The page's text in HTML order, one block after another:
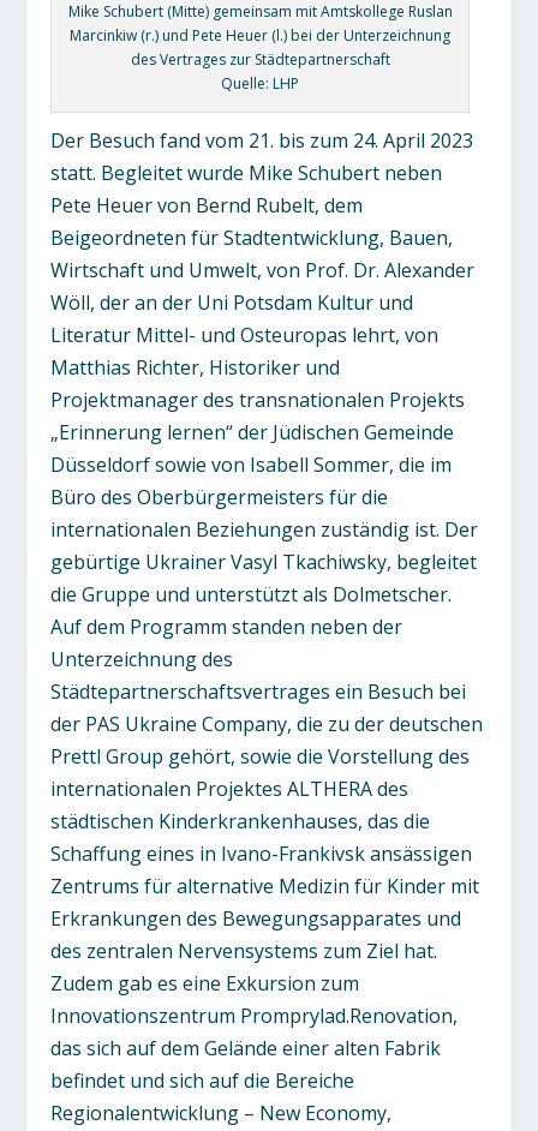
Mike Schubert (Mitte) gemeinsam mit Amtskollege Ruslan
Marcinkiw (r.) und Pete Heuer (l.) bei der Unterzeichnung
des Vertrages zur Städtepartnerschaft
Quelle: LHP
Der Besuch fand vom 21. bis zum 24. April 2023
statt. Begleitet wurde Mike Schubert neben
Pete Heuer von Bernd Rubelt, dem
Beigeordneten für Stadtentwicklung, Bauen,
Wirtschaft und Umwelt, von Prof. Dr. Alexander
Wöll, der an der Uni Potsdam Kultur und
Literatur Mittel- und Osteuropas lehrt, von
Matthias Richter, Historiker und
Projektmanager des transnationalen Projekts
„Erinnerung lernen“ der Jüdischen Gemeinde
Düsseldorf sowie von Isabell Sommer, die im
Büro des Oberbürgermeisters für die
internationalen Beziehungen zuständig ist. Der
gebürtige Ukrainer Vasyl Tkachiwsky, begleitet
die Gruppe und unterstützt als Dolmetscher.
Auf dem Programm standen neben der
Unterzeichnung des
Städtepartnerschaftsvertrages ein Besuch bei
der PAS Ukraine Company, die zu der deutschen
Prettl Group gehört, sowie die Vorstellung des
internationalen Projektes ALTHERA des
städtischen Kinderkrankenhauses, das die
Schaffung eines in Ivano-Frankivsk ansässigen
Zentrums für alternative Medizin für Kinder mit
Erkrankungen des Bewegungsapparates und
des zentralen Nervensystems zum Ziel hat.
Zudem gab es eine Exkursion zum
Innovationszentrum Promprylad.Renovation,
das sich auf dem Gelände einer alten Fabrik
befindet und sich auf die Bereiche
Regionalentwicklung – New Economy,